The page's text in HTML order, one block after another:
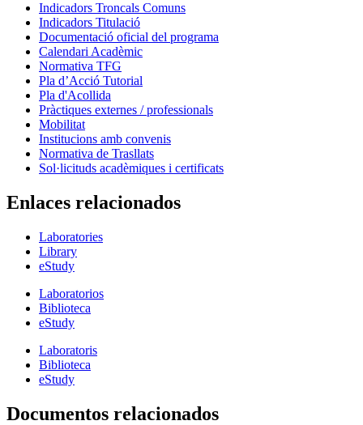
Indicadors Troncals Comuns
Indicadors Titulació
Documentació oficial del programa
Calendari Acadèmic
Normativa TFG
Pla d’Acció Tutorial
Pla d'Acollida
Pràctiques externes / professionals
Mobilitat
Institucions amb convenis
Normativa de Trasllats
Sol·licituds acadèmiques i certificats
Enlaces relacionados
Laboratories
Library
eStudy
Laboratorios
Biblioteca
eStudy
Laboratoris
Biblioteca
eStudy
Documentos relacionados